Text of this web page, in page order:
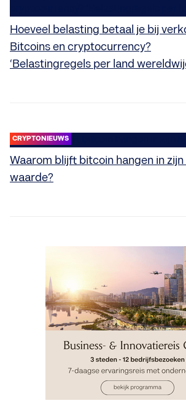
Hoeveel belasting betaal je bij
Bitcoins en cryptocurrency?
‘Belastingregels per land
CRYPTONIEUWS
Waarom blijft bitcoin hangen in
waarde?